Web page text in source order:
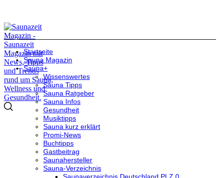
Startseite
Sauna Magazin
Sauna+
Wissenswertes
Sauna Tipps
Sauna Ratgeber
Sauna Infos
Gesundheit
Musiktipps
Sauna kurz erklärt
Promi-News
Buchtipps
Gastbeitrag
Saunahersteller
Sauna-Verzeichnis